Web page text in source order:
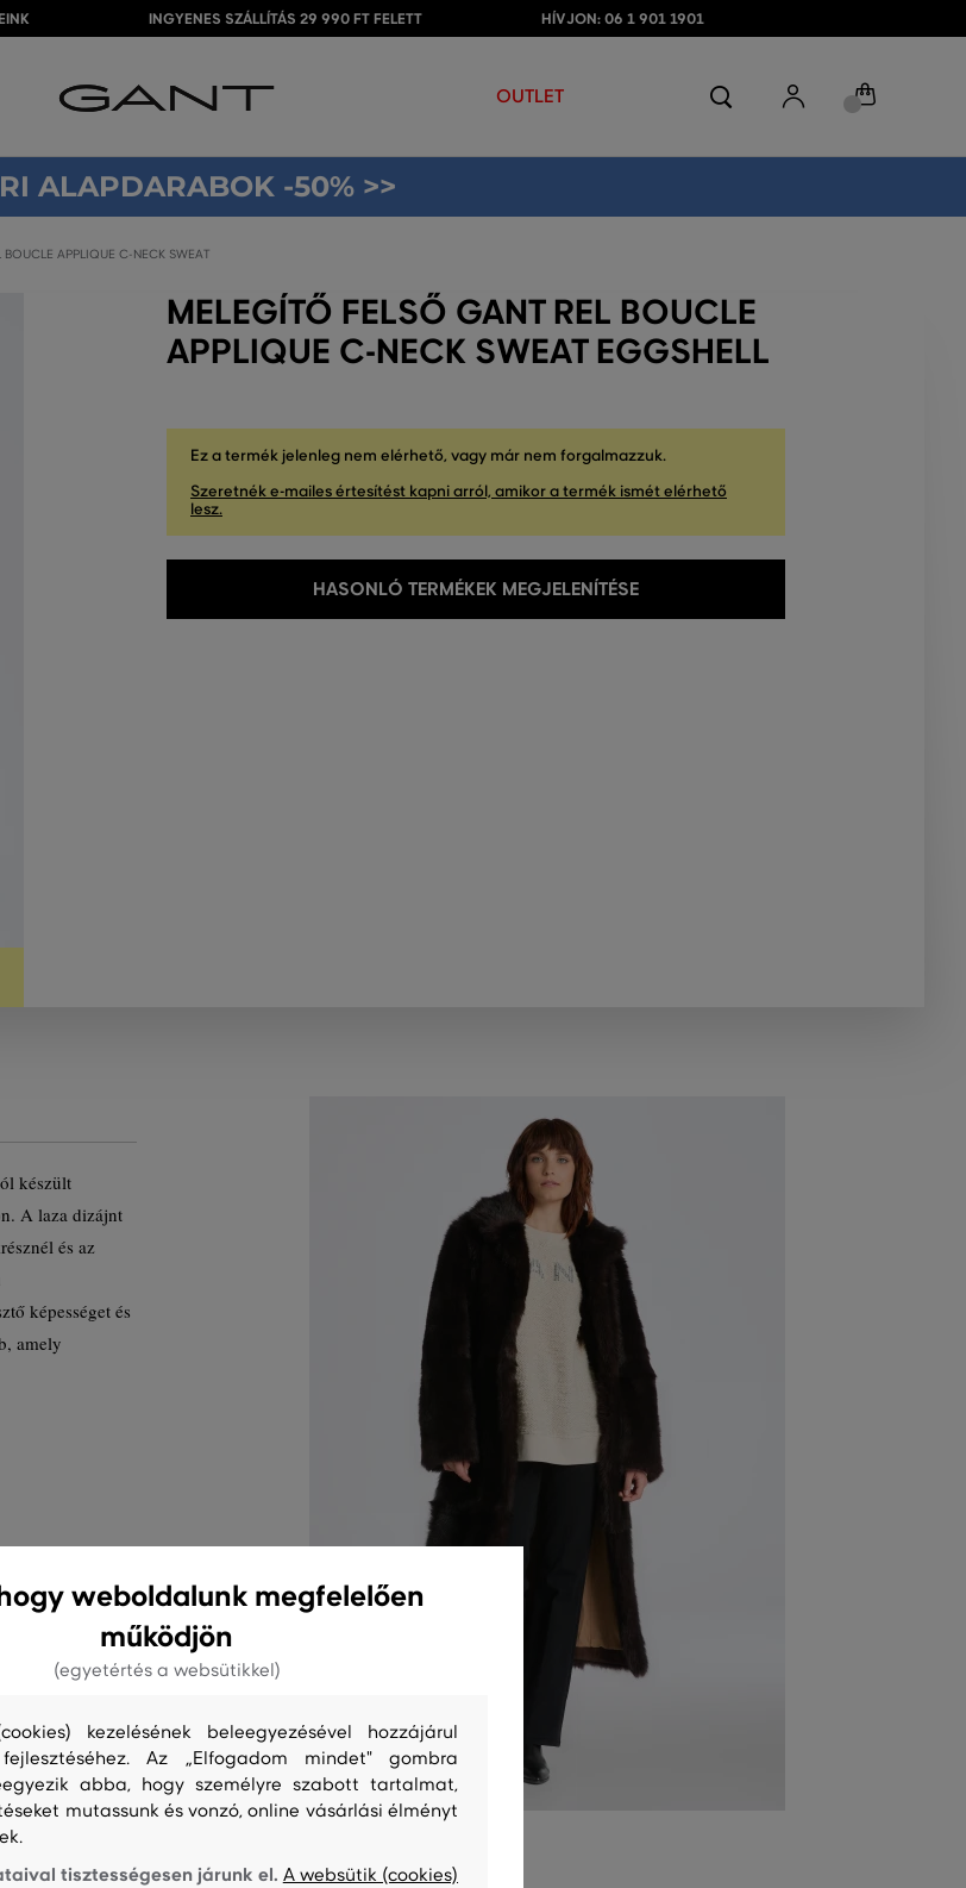
INGYENES SZÁLLÍTÁS 29 990 FT FELETT HÍVJON: 06 1 901 1901
OUTLET
ALAPDARABOK -50% >>
APPLIQUE C-NECK SWEAT
MELEGÍTŐ FELSŐ GANT REL BOUCLE
APPLIQUE C-NECK SWEAT EGGSHELL
Ez a termék jelenleg nem elérhető, vagy már nem forgalmazzuk.
Szeretnék e-mailes értesítést kapni arról, amikor a termék ismét elérhető
lesz.
HASONLÓ TERMÉKEK MEGJELENÍTÉSE
készült
A laza dizájnt
és az
képességet és
amely
weboldalunk megfelelően
működjön
(egyetértés a websütikkel)
kezelésének beleegyezésével hozzájárul
Az „Elfogadom mindet" gombra
abba, hogy személyre szabott tartalmat,
mutassunk és vonzó, online vásárlási élményt
tisztességesen járunk el. A websütik (cookies)